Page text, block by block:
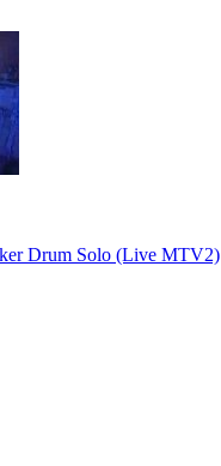
Drum Solo (Live MTV2)